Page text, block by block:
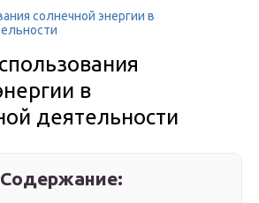
солнечной энергии в
в
деятельности
Содержание: